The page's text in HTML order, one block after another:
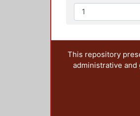
This repository
administrative